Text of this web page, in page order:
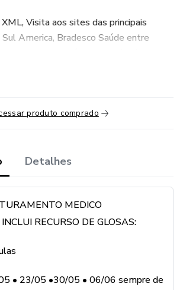
Visita aos sites das principais
America, Bradesco Saúde entre
05/09/26 E 12/09/26 horário 09 as
13h.
final do curso enviarei o certificado.
você irá receber um email de
as informações de acesso as aulas
produto comprado
Detalhes
MEDICO
RECURSO DE GLOSAS:
• 23/05 •30/05 • 06/06 sempre de